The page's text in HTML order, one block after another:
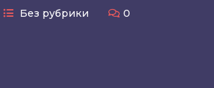
Без рубрики 0